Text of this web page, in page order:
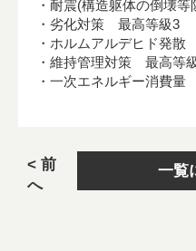
・耐震(構造躯体の倒壊
・劣化対策 最高等級3
・ホルムアルデヒド発
・維持管理対策 最高等
・一次エネルギー消費
< 前
へ
一覧